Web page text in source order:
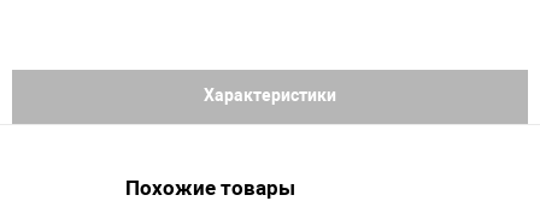
Характеристики
Похожие товары